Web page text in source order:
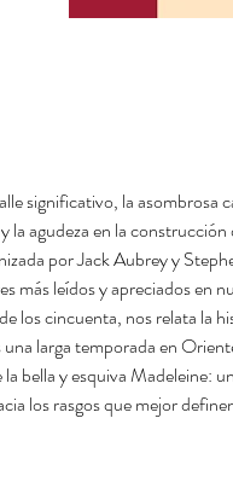
significativo, la asombrosa
la agudeza en la
por Jack Aubrey y
más leídos y apreciados en
los cincuenta, nos relata la
larga temporada en
bella y esquiva Madeleine:
los rasgos que mejor